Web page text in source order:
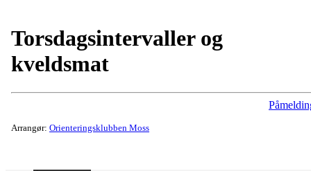
Torsdagsintervaller og
kveldsmat
Arrangør: Orienteringsklubben Moss